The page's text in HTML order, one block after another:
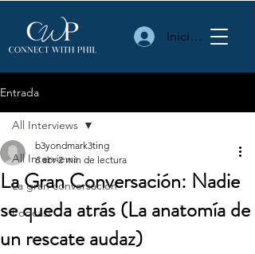
Iniciar sesión
Entrada
All Interviews
La gran conversación
Podcast
All Interviews
La Gran Conversación: Nadie
se queda atrás (La anatomía de
un rescate audaz)
b3yondmark3ting
6 abr 2 min de lectura